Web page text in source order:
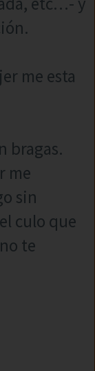
me esta
bragas.
me
sin
culo que
te